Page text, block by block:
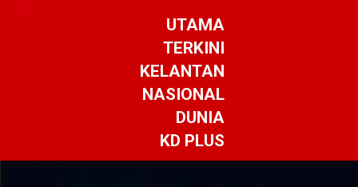
UTAMA
TERKINI
KELANTAN
NASIONAL
DUNIA
KD PLUS